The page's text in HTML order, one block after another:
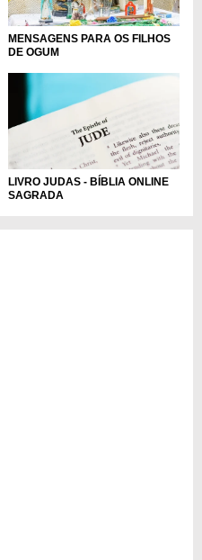
MENSAGENS PARA OS FILHOS
DE OGUM
LIVRO JUDAS - BÍBLIA ONLINE
SAGRADA